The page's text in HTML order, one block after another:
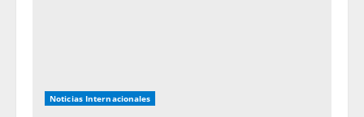
Noticias Internacionales